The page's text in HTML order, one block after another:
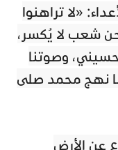
«لا تراهنوا
شعب لا يُكسر،
حسيني، وصوتنا
نهج محمد صلى
عن الأرض